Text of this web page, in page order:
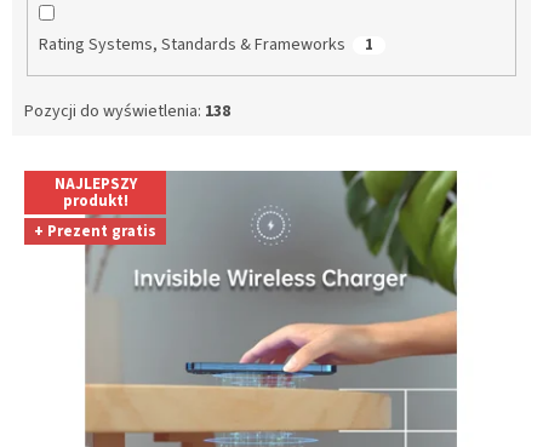
Rating Systems, Standards & Frameworks 1
Pozycji do wyświetlenia: 138
NAJLEPSZY
produkt!
+ Prezent gratis